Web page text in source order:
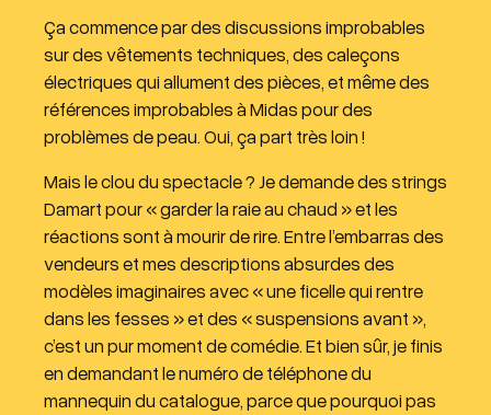
Ça commence par des discussions improbables
sur des vêtements techniques, des caleçons
électriques qui allument des pièces, et même des
références improbables à Midas pour des
problèmes de peau. Oui, ça part très loin !
Mais le clou du spectacle ? Je demande des strings
Damart pour « garder la raie au chaud » et les
réactions sont à mourir de rire. Entre l’embarras des
vendeurs et mes descriptions absurdes des
modèles imaginaires avec « une ficelle qui rentre
dans les fesses » et des « suspensions avant »,
c’est un pur moment de comédie. Et bien sûr, je finis
en demandant le numéro de téléphone du
mannequin du catalogue, parce que pourquoi pas